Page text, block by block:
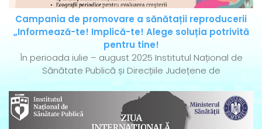
Campania de promovare a sănătații reproducerii
„Informează-te! Implică-te! Alege soluția potrivită
pentru tine!
În perioada iulie – august 2025 Institutul Național de
Sănătate Publică și Direcțiile Județene de